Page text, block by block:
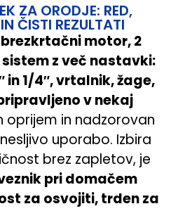
ZA ORODJE: RED,
ČISTI REZULTATI
motor, 2
sistem z več nastavki:
in 1/4″, vrtalnik, žage,
v nekaj
oprijem in nadzorovan
uporabo. Izbira
brez zapletov, je
pri domačem
za osvojiti, trden za